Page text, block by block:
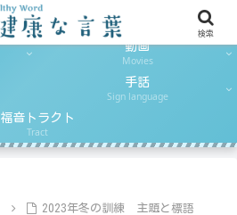
Daily Prayer
動画
Movies
手話
Sign language
福音トラクト
Tract
2023年冬の訓練 主題と標語
検索